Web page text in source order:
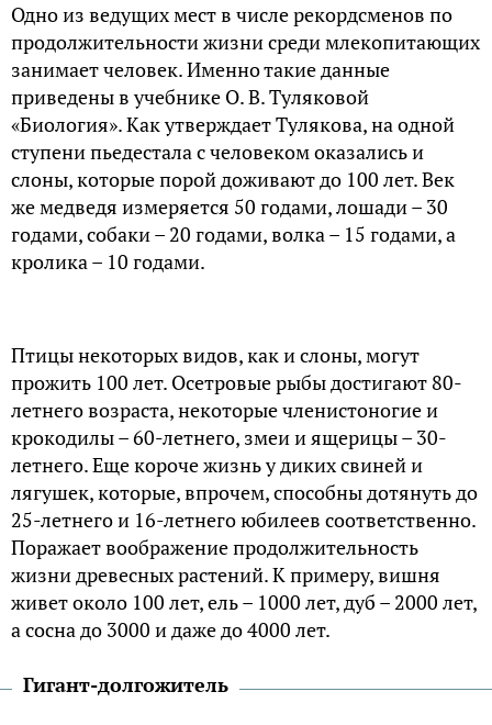
Одно из ведущих мест в числе рекордсменов по
продолжительности жизни среди млекопитающих
занимает человек. Именно такие данные
приведены в учебнике О. В. Туляковой
«Биология». Как утверждает Тулякова, на одной
ступени пьедестала с человеком оказались и
слоны, которые порой доживают до 100 лет. Век
же медведя измеряется 50 годами, лошади – 30
годами, собаки – 20 годами, волка – 15 годами, а
кролика – 10 годами.
Птицы некоторых видов, как и слоны, могут
прожить 100 лет. Осетровые рыбы достигают 80-
летнего возраста, некоторые членистоногие и
крокодилы – 60-летнего, змеи и ящерицы – 30-
летнего. Еще короче жизнь у диких свиней и
лягушек, которые, впрочем, способны дотянуть до
25-летнего и 16-летнего юбилеев соответственно.
Поражает воображение продолжительность
жизни древесных растений. К примеру, вишня
живет около 100 лет, ель – 1000 лет, дуб – 2000 лет,
а сосна до 3000 и даже до 4000 лет.
Гигант-долгожитель